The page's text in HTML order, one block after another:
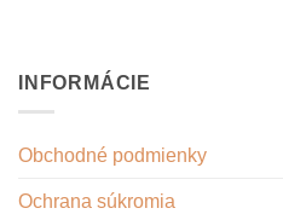
INFORMÁCIE
Obchodné podmienky
Ochrana súkromia